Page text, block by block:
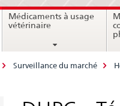
Médicaments à usage
vétérinaire
Surveillance du marché